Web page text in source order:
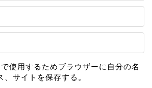
使用するためブラウザーに自分の名
サイトを保存する。